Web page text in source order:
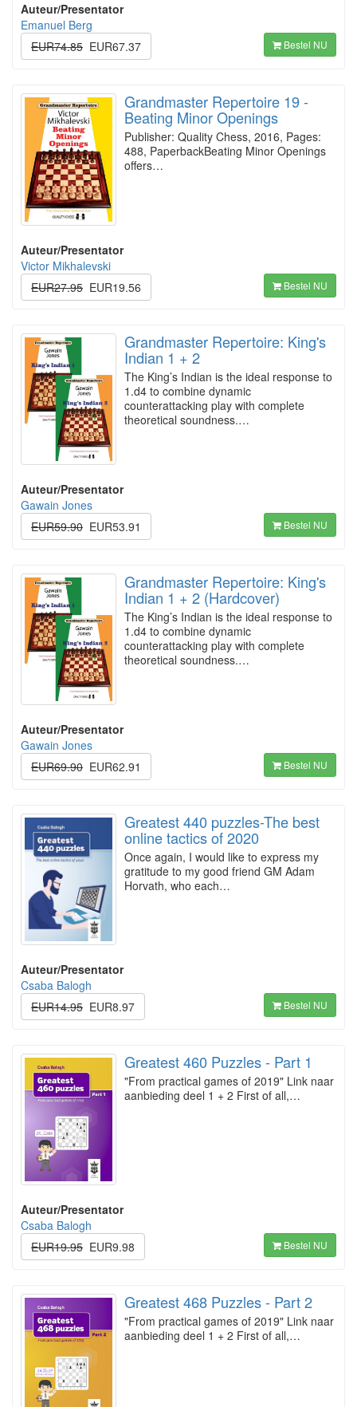
Auteur/Presentator
Emanuel Berg
EUR74.85 EUR67.37 Bestel NU
Grandmaster Repertoire 19 -
Beating Minor Openings
Publisher: Quality Chess, 2016, Pages:
488, PaperbackBeating Minor Openings
offers…
Auteur/Presentator
Victor Mikhalevski
EUR27.95 EUR19.56 Bestel NU
Grandmaster Repertoire: King's
Indian 1 + 2
The King’s Indian is the ideal response to
1.d4 to combine dynamic
counterattacking play with complete
theoretical soundness.…
Auteur/Presentator
Gawain Jones
EUR59.90 EUR53.91 Bestel NU
Grandmaster Repertoire: King's
Indian 1 + 2 (Hardcover)
The King’s Indian is the ideal response to
1.d4 to combine dynamic
counterattacking play with complete
theoretical soundness.…
Auteur/Presentator
Gawain Jones
EUR69.90 EUR62.91 Bestel NU
Greatest 440 puzzles-The best
online tactics of 2020
Once again, I would like to express my
gratitude to my good friend GM Adam
Horvath, who each…
Auteur/Presentator
Csaba Balogh
EUR14.95 EUR8.97 Bestel NU
Greatest 460 Puzzles - Part 1
"From practical games of 2019" Link naar
aanbieding deel 1 + 2 First of all,…
Auteur/Presentator
Csaba Balogh
EUR19.95 EUR9.98 Bestel NU
Greatest 468 Puzzles - Part 2
"From practical games of 2019" Link naar
aanbieding deel 1 + 2 First of all,…